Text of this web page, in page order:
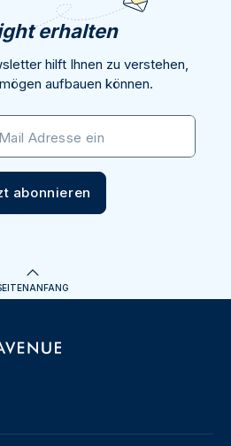
erhalten
hilft Ihnen zu verstehen,
aufbauen können.
Adresse ein
abonnieren